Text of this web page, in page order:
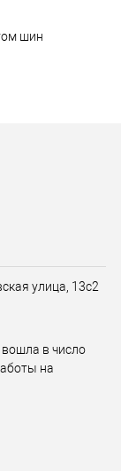
шин
улица, 13с2
в число
на